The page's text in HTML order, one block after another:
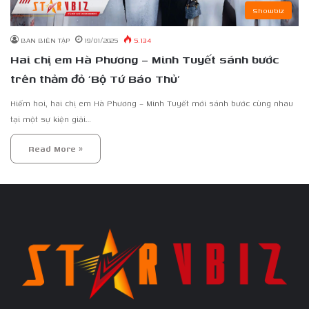
Showbiz
BAN BIÊN TẬP 19/01/2025 5.134
Hai chị em Hà Phương – Minh Tuyết sánh bước
trên thảm đỏ ‘Bộ Tứ Báo Thủ’
Hiếm hoi, hai chị em Hà Phương – Minh Tuyết mới sánh bước cùng nhau
tại một sự kiện giải…
Read More »